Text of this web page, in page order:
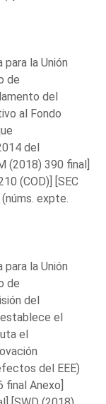
la Unión
de
del
al Fondo
del
(2018) 390 final]
(COD)] [SEC
expte.
la Unión
de
del
el
el
del EEE)
final Anexo]